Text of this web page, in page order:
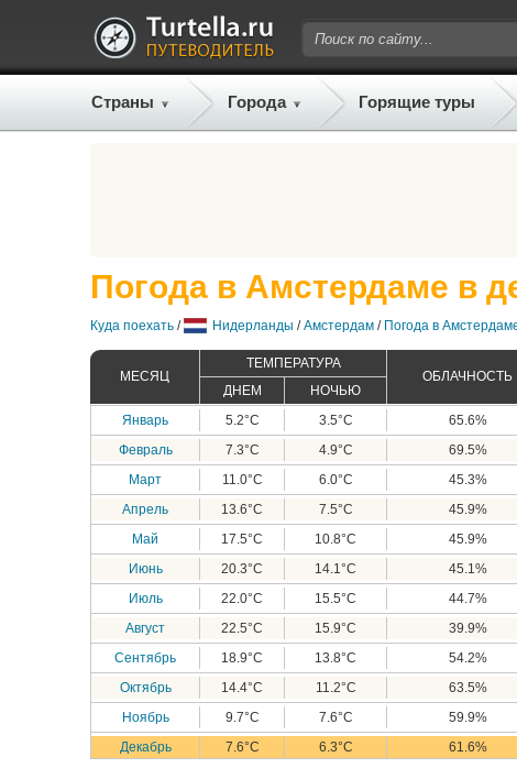
Страны Города Горящие туры
Погода в Амстердаме в
Куда поехать / Нидерланды /Амстердам / Погода в
МЕСЯЦ
ТЕМПЕРАТУРА
ОБЛАЧНОСТЬ
ДНЕМ
НОЧЬЮ
Январь
5.2°C 3.5°C 65.6%
Февраль
7.3°C 4.9°C 69.5%
Март
11.0°C 6.0°C 45.3%
Апрель
13.6°C 7.5°C 45.9%
Май
17.5°C 10.8°C 45.9%
Июнь
20.3°C 14.1°C 45.1%
Июль
22.0°C 15.5°C 44.7%
Август
22.5°C 15.9°C 39.9%
Сентябрь
18.9°C 13.8°C 54.2%
Октябрь
14.4°C 11.2°C 63.5%
Ноябрь
9.7°C 7.6°C 59.9%
Декабрь
7.6°C 6.3°C 61.6%